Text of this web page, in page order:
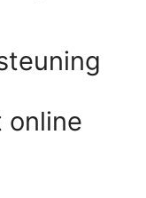
online